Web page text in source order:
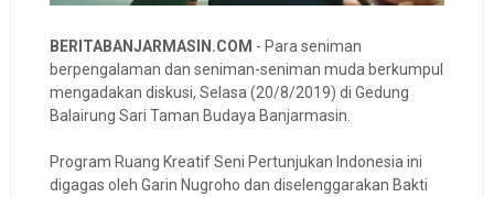
BERITABANJARMASIN.COM - Para seniman
berpengalaman dan seniman-seniman muda berkumpul
mengadakan diskusi, Selasa (20/8/2019) di Gedung
Balairung Sari Taman Budaya Banjarmasin.
Program Ruang Kreatif Seni Pertunjukan Indonesia ini
digagas oleh Garin Nugroho dan diselenggarakan Bakti